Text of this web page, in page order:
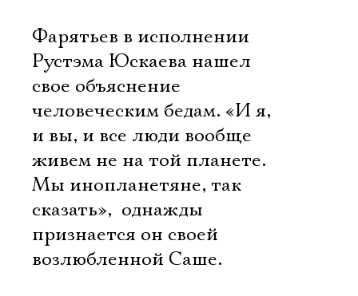
Фарятьев в исполнении
Рустэма Юскаева нашел
свое объяснение
человеческим бедам. «И я,
и вы, и все люди вообще
живем не на той планете.
Мы инопланетяне, так
сказать»,  однажды
признается он своей
возлюбленной Саше.